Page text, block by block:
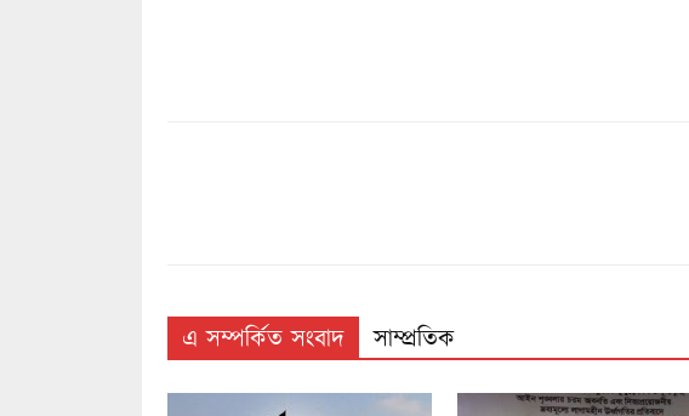
এ সম্পর্কিত সংবাদ সাম্প্রতিক